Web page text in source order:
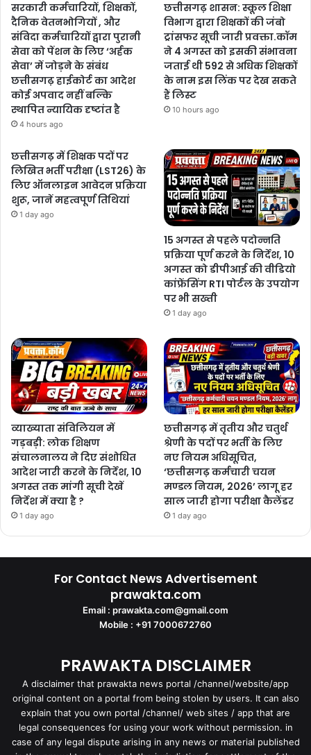
सरकारी कर्मचारियों, शिक्षकों,
दैनिक वेतनभोगियों , और
संविदा कर्मचारियों द्वारा पुरानी
सेवा को पेंशन के लिए ‘अर्हक
सेवा’ में जोड़ने के संबंध
छत्तीसगढ़ हाईकोर्ट का आदेश
कोई अपवाद नहीं बल्कि
स्थापित न्यायिक दृष्टांत है
4 hours ago
छत्तीसगढ़ शासन: स्कूल शिक्षा
विभाग द्वारा शिक्षकों की जंबो
ट्रांसफर सूची जारी प्रवक्ता.कॉम
ने 4 अगस्त को इसकी संभावना
जताई थी 592 से अधिक शिक्षकों
के नाम इस लिंक पर देख सकते
हैं लिस्ट
10 hours ago
छत्तीसगढ़ में शिक्षक पदों पर
लिखित भर्ती परीक्षा (LST26) के
लिए ऑनलाइन आवेदन प्रक्रिया
शुरू, जानें महत्वपूर्ण तिथियां
1 day ago
15 अगस्त से पहले पदोन्नति
प्रक्रिया पूर्ण करने के निर्देश, 10
अगस्त को डीपीआई की वीडियो
कांफ्रेंसिंग RTI पोर्टल के उपयोग
पर भी सख्ती
1 day ago
​
व्याख्याता संविलियन में
गड़बड़ी: लोक शिक्षण
संचालनालय ने दिए संशोधित
आदेश जारी करने के निर्देश, 10
अगस्त तक मांगी सूची देखें
निर्देश में क्या है ?
1 day ago
छत्तीसगढ़ में तृतीय और चतुर्थ
श्रेणी के पदों पर भर्ती के लिए
नए नियम अधिसूचित,
‘छत्तीसगढ़ कर्मचारी चयन
मण्डल नियम, 2026’ लागू हर
साल जारी होगा परीक्षा कैलेंडर
1 day ago
For Contact News Advertisement
prawakta.com
Email : prawakta.com@gmail.com
Mobile : +91 7000672760
PRAWAKTA DISCLAIMER
A disclaimer that prawakta news portal /channel/website/app
original content on a portal from being stolen by users. It can also
explain that you own portal /channel/ web sites / app that are
legal consequences for using your work without permission. in
case of any legal dispute arising in any news or material published